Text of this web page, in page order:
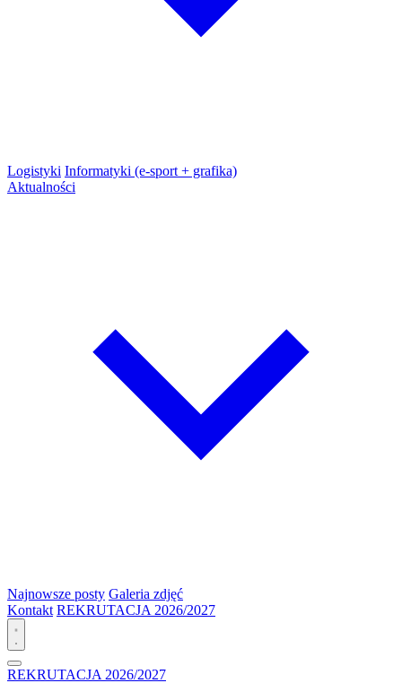
Logistyki Informatyki (e-sport + grafika)
Aktualności
Najnowsze posty Galeria zdjęć
Kontakt REKRUTACJA 2026/2027
REKRUTACJA 2026/2027